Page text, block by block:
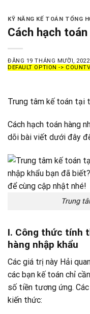
KỸ NĂNG KẾ TOÁN TỔNG
Cách hạch
ĐĂNG 19 THÁNG MƯỜI, 2022
DEFAULT OPTION ->
Trung tâm kế toán tại
Cách hạch toán hàng
dõi bài viết dưới đây
Trung
I. Công thức tính
hàng nhập khẩu
Các giá trị này Hải
các bạn kế toán chỉ
số tiền tương ứng.
kiến thức: